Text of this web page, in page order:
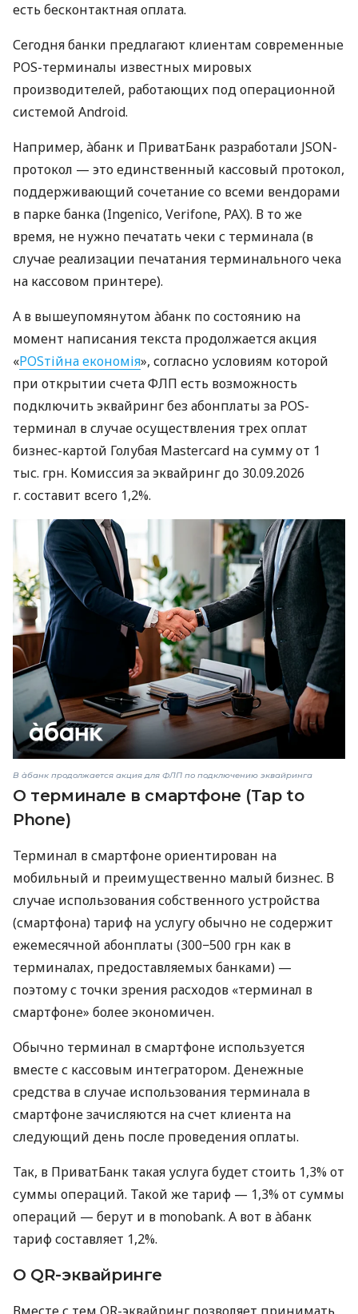
есть бесконтактная оплата.
Сегодня банки предлагают клиентам современные
POS-терминалы известных мировых
производителей, работающих под операционной
системой Android.
Например, àбанк и ПриватБанк разработали JSON-
протокол — это единственный кассовый протокол,
поддерживающий сочетание со всеми вендорами
в парке банка (Ingenico, Verifone, PAX). В то же
время, не нужно печатать чеки с терминала (в
случае реализации печатания терминального чека
на кассовом принтере).
А в вышеупомянутом àбанк по состоянию на
момент написания текста продолжается акция
«POSтійна економія», согласно условиям которой
при открытии счета ФЛП есть возможность
подключить эквайринг без абонплаты за POS-
терминал в случае осуществления трех оплат
бизнес-картой Голубая Mastercard на сумму от 1
тыс. грн. Комиссия за эквайринг до 30.09.2026
г. составит всего 1,2%.
В àбанк продолжается акция для ФЛП по подключению эквайринга
О терминале в смартфоне (Tap to
Phone)
Терминал в смартфоне ориентирован на
мобильный и преимущественно малый бизнес. В
случае использования собственного устройства
(смартфона) тариф на услугу обычно не содержит
ежемесячной абонплаты (300−500 грн как в
терминалах, предоставляемых банками) —
поэтому с точки зрения расходов «терминал в
смартфоне» более экономичен.
Обычно терминал в смартфоне используется
вместе с кассовым интегратором. Денежные
средства в случае использования терминала в
смартфоне зачисляются на счет клиента на
следующий день после проведения оплаты.
Так, в ПриватБанк такая услуга будет стоить 1,3% от
суммы операций. Такой же тариф — 1,3% от суммы
операций — берут и в monobank. А вот в àбанк
тариф составляет 1,2%.
О QR-эквайринге